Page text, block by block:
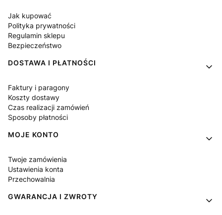
Jak kupować
Polityka prywatności
Regulamin sklepu
Bezpieczeństwo
DOSTAWA I PŁATNOŚCI
Faktury i paragony
Koszty dostawy
Czas realizacji zamówień
Sposoby płatności
MOJE KONTO
Twoje zamówienia
Ustawienia konta
Przechowalnia
GWARANCJA I ZWROTY